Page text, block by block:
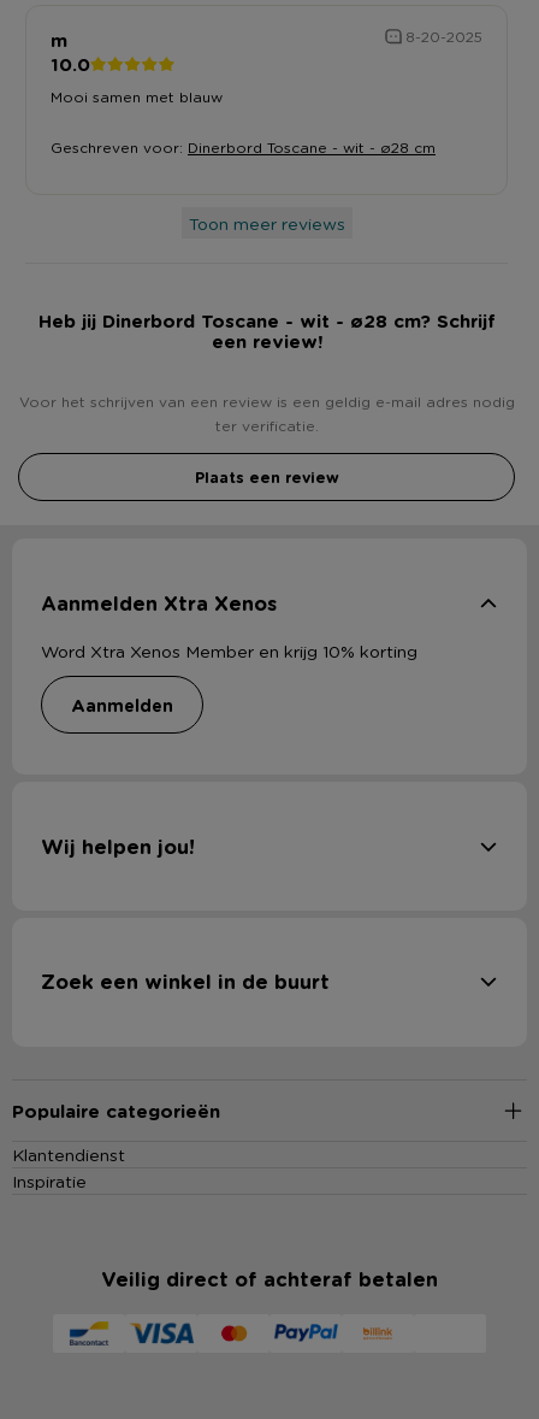
m 8-20-2025
10.0
Mooi samen met blauw
Geschreven voor: Dinerbord Toscane - wit - ø28 cm
Toon meer reviews
Heb jij Dinerbord Toscane - wit - ø28 cm? Schrijf
een review!
Voor het schrijven van een review is een geldig e-mail adres nodig
ter verificatie.
Plaats een review
Aanmelden Xtra Xenos
Word Xtra Xenos Member en krijg 10% korting
aanmelden
Wij helpen jou!
Zoek een winkel in de buurt
Populaire categorieën
Klantendienst
Inspiratie
Veilig direct of achteraf betalen